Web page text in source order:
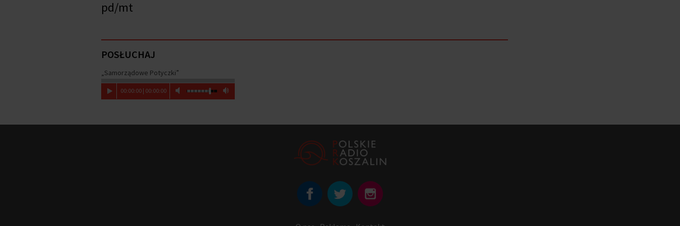
pd/mt
POSŁUCHAJ
„Samorządowe Potyczki”
00:00:00| 00:00:00